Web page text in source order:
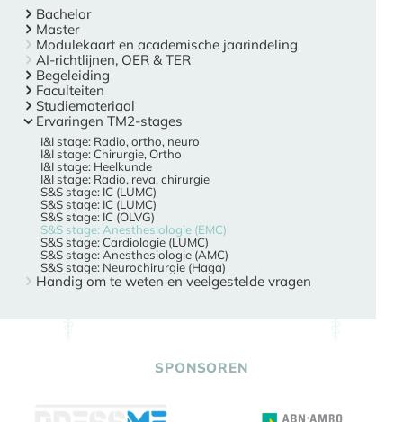
Bachelor
Master
Modulekaart en academische jaarindeling
AI-richtlijnen, OER & TER
Begeleiding
Faculteiten
Studiemateriaal
Ervaringen TM2-stages
I&I stage: Radio, ortho, neuro
I&I stage: Chirurgie, Ortho
I&I stage: Heelkunde
I&I stage: Radio, reva, chirurgie
S&S stage: IC (LUMC)
S&S stage: IC (LUMC)
S&S stage: IC (OLVG)
S&S stage: Anesthesiologie (EMC)
S&S stage: Cardiologie (LUMC)
S&S stage: Anesthesiologie (AMC)
S&S stage: Neurochirurgie (Haga)
Handig om te weten en veelgestelde vragen
SPONSOREN